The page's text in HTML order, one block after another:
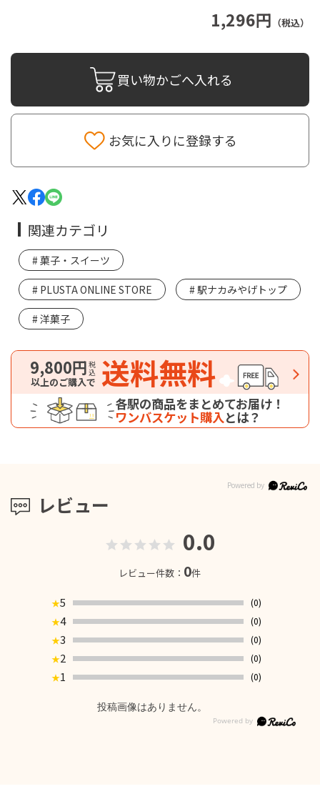
1,296円 （税込）
買い物かごへ入れる
お気に入りに登録する
レビュー
0.0
レビュー件数： 0件
★5
(0)
★4
(0)
★3
(0)
★2
(0)
★1 (0)
投稿画像はありません。
関連カテゴリ
菓子・スイーツ
PLUSTA ONLINE STORE 駅ナカみやげトップ
洋菓子
9,800円税込
以上のご購入で 送料無料
各駅の商品をまとめてお届け！
ワンバスケット購入とは？